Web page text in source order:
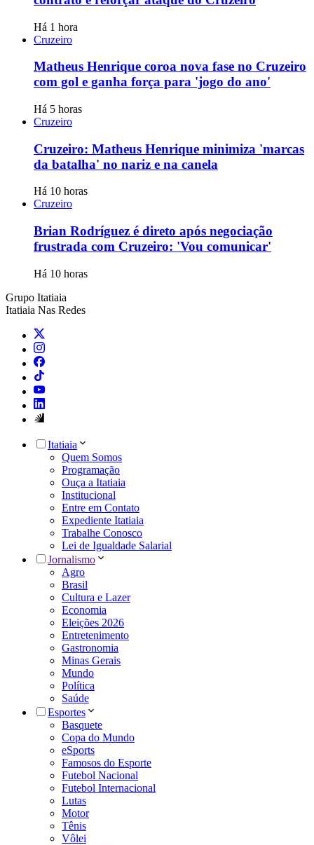
Há 1 hora
Cruzeiro
Matheus Henrique coroa nova fase no Cruzeiro
com gol e ganha força para 'jogo do ano'
Há 5 horas
Cruzeiro
Cruzeiro: Matheus Henrique minimiza 'marcas
da batalha' no nariz e na canela
Há 10 horas
Cruzeiro
Brian Rodríguez é direto após negociação
frustrada com Cruzeiro: 'Vou comunicar'
Há 10 horas
Grupo Itatiaia
Itatiaia Nas Redes
Itatiaia
Quem Somos
Programação
Ouça a Itatiaia
Institucional
Entre em Contato
Expediente Itatiaia
Trabalhe Conosco
Lei de Igualdade Salarial
Jornalismo
Agro
Brasil
Cultura e Lazer
Economia
Eleições 2026
Entretenimento
Gastronomia
Minas Gerais
Mundo
Política
Saúde
Esportes
Basquete
Copa do Mundo
eSports
Famosos do Esporte
Futebol Nacional
Futebol Internacional
Lutas
Motor
Tênis
Vôlei